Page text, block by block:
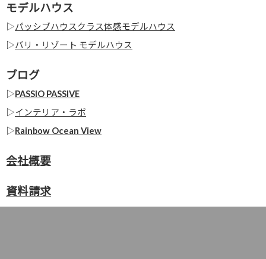
モデルハウス
▷パッシブハウスクラス体感モデルハウス
▷バリ・リゾート モデルハウス
ブログ
▷PASSIO PASSIVE
▷インテリア・ラボ
▷Rainbow Ocean View
会社概要
資料請求